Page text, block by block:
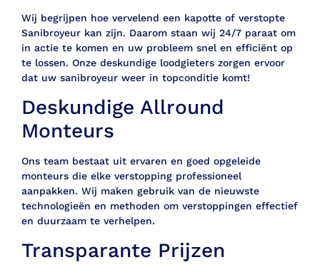
Wij begrijpen hoe vervelend een kapotte of verstopte
Sanibroyeur kan zijn. Daarom staan wij 24/7 paraat om
in actie te komen en uw probleem snel en efficiënt op
te lossen. Onze deskundige loodgieters zorgen ervoor
dat uw sanibroyeur weer in topconditie komt!
Deskundige Allround
Monteurs
Ons team bestaat uit ervaren en goed opgeleide
monteurs die elke verstopping professioneel
aanpakken. Wij maken gebruik van de nieuwste
technologieën en methoden om verstoppingen effectief
en duurzaam te verhelpen.
Transparante Prijzen